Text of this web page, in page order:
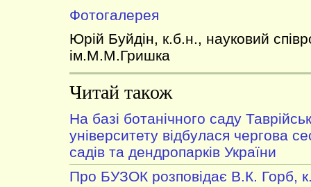
Фотогалерея
Юрій Буйдін, к.б.н., науковий
ім.М.М.Гришка
Читай також
На базі ботанічного саду
університету відбулася чергова
садів та дендропарків України
Про БУЗОК розповідає В.К. Горб,